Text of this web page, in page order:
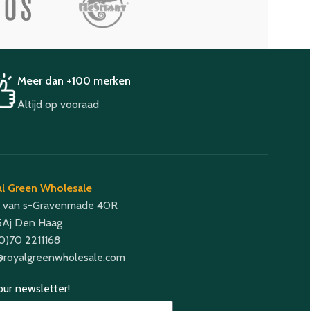
Meer dan +100 merken
Altijd op vooraad
Green Wholesale
van s-Gravenmade 40R
Den Haag
2211168
newsletter!